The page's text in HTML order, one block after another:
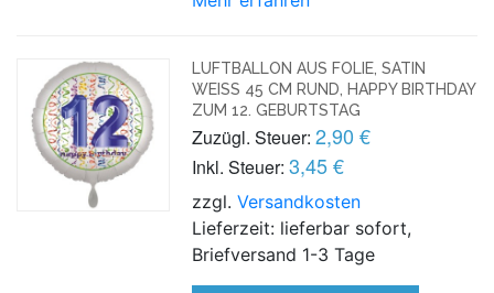
LUFTBALLON AUS FOLIE, SATIN
WEISS 45 CM RUND, HAPPY BIRTHDAY Z
UM 12. GEBURTSTAG
Zuzügl. Steuer: 2,90 €
Inkl. Steuer: 3,45 €
zzgl.Versandkosten
Lieferzeit: lieferbar sofort,
Briefversand 1-3 Tage